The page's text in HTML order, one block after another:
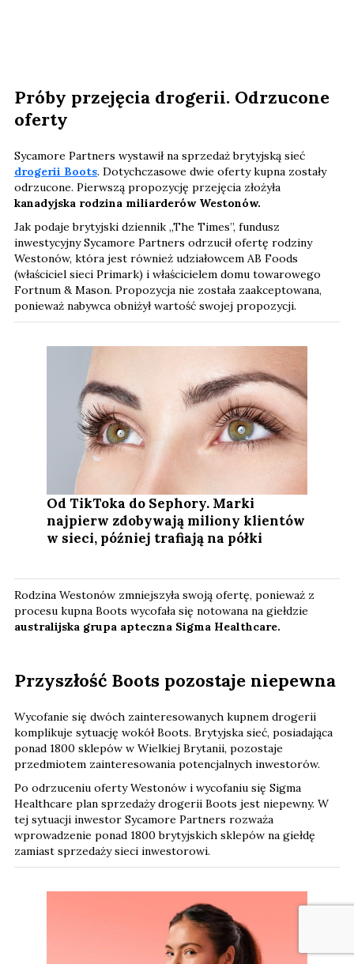
Próby przejęcia drogerii. Odrzucone
oferty
Sycamore Partners wystawił na sprzedaż brytyjską sieć
drogerii Boots. Dotychczasowe dwie oferty kupna zostały
odrzucone. Pierwszą propozycję przejęcia złożyła
kanadyjska rodzina miliarderów Westonów.
Jak podaje brytyjski dziennik „The Times”, fundusz
inwestycyjny Sycamore Partners odrzucił ofertę rodziny
Westonów, która jest również udziałowcem AB Foods
(właściciel sieci Primark) i właścicielem domu towarowego
Fortnum & Mason. Propozycja nie została zaakceptowana,
ponieważ nabywca obniżył wartość swojej propozycji.
Od TikToka do Sephory. Marki
najpierw zdobywają miliony klientów
w sieci, później trafiają na półki
Rodzina Westonów zmniejszyła swoją ofertę, ponieważ z
procesu kupna Boots wycofała się notowana na giełdzie
australijska grupa apteczna Sigma Healthcare.
Przyszłość Boots pozostaje niepewna
Wycofanie się dwóch zainteresowanych kupnem drogerii
komplikuje sytuację wokół Boots. Brytyjska sieć, posiadająca
ponad 1800 sklepów w Wielkiej Brytanii, pozostaje
przedmiotem zainteresowania potencjalnych inwestorów.
Po odrzuceniu oferty Westonów i wycofaniu się Sigma
Healthcare plan sprzedaży drogerii Boots jest niepewny. W
tej sytuacji inwestor Sycamore Partners rozważa
wprowadzenie ponad 1800 brytyjskich sklepów na giełdę
zamiast sprzedaży sieci inwestorowi.